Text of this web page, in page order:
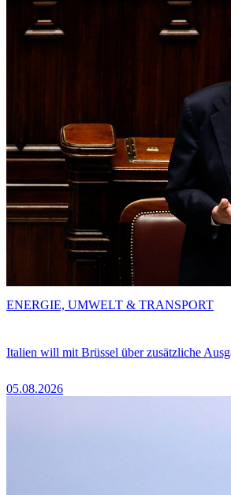
Italien will mit Brüssel über zusätzliche
05.08.2026
ENERGIE, UMWELT & TRANSPORT